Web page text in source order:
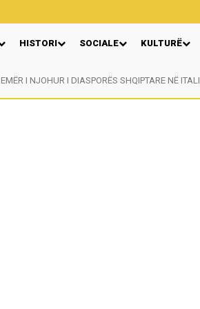
HISTORI SOCIALE KULTURË
I NJOHUR I DIASPORËS SHQIPTARE NË ITALI